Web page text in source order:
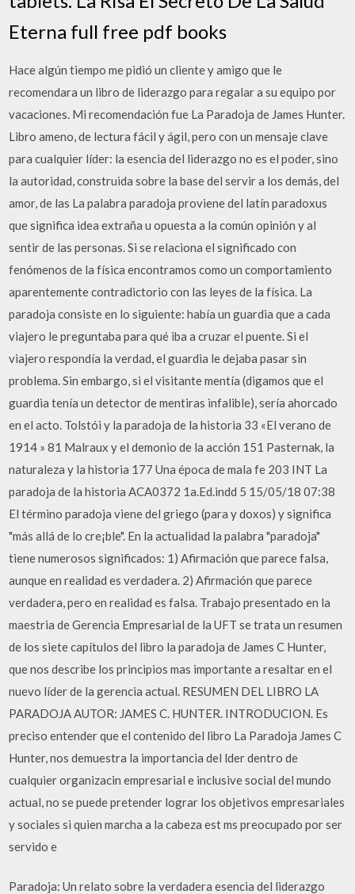
Eterna full free pdf books
Hace algún tiempo me pidió un cliente y amigo que le
recomendara un libro de liderazgo para regalar a su equipo por
vacaciones. Mi recomendación fue La Paradoja de James Hunter.
Libro ameno, de lectura fácil y ágil, pero con un mensaje clave
para cualquier líder: la esencia del liderazgo no es el poder, sino
la autoridad, construida sobre la base del servir a los demás, del
amor, de las La palabra paradoja proviene del latín paradoxus
que significa idea extraña u opuesta a la común opinión y al
sentir de las personas. Si se relaciona el significado con
fenómenos de la física encontramos como un comportamiento
aparentemente contradictorio con las leyes de la física. La
paradoja consiste en lo siguiente: había un guardia que a cada
viajero le preguntaba para qué iba a cruzar el puente. Si el
viajero respondía la verdad, el guardia le dejaba pasar sin
problema. Sin embargo, si el visitante mentía (digamos que el
guardia tenía un detector de mentiras infalible), sería ahorcado
en el acto. Tolstói y la paradoja de la historia 33 «El verano de
1914 » 81 Malraux y el demonio de la acción 151 Pasternak, la
naturaleza y la historia 177 Una época de mala fe 203 INT La
paradoja de la historia ACA0372 1a.Ed.indd 5 15/05/18 07:38
El término paradoja viene del griego (para y doxos) y significa
"más allá de lo cre¡ble". En la actualidad la palabra "paradoja"
tiene numerosos significados: 1) Afirmación que parece falsa,
aunque en realidad es verdadera. 2) Afirmación que parece
verdadera, pero en realidad es falsa. Trabajo presentado en la
maestria de Gerencia Empresarial de la UFT se trata un resumen
de los siete capítulos del libro la paradoja de James C Hunter,
que nos describe los principios mas importante a resaltar en el
nuevo líder de la gerencia actual. RESUMEN DEL LIBRO LA
PARADOJA AUTOR: JAMES C. HUNTER. INTRODUCION. Es
preciso entender que el contenido del libro La Paradoja James C
Hunter, nos demuestra la importancia del lder dentro de
cualquier organizacin empresarial e inclusive social del mundo
actual, no se puede pretender lograr los objetivos empresariales
y sociales si quien marcha a la cabeza est ms preocupado por ser
servido e
Paradoja: Un relato sobre la verdadera esencia del liderazgo